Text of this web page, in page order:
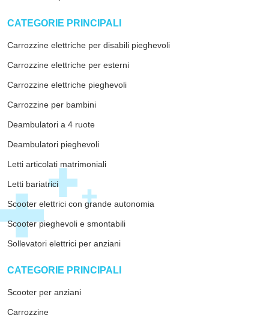
CATEGORIE PRINCIPALI
Carrozzine elettriche per disabili pieghevoli
Carrozzine elettriche per esterni
Carrozzine elettriche pieghevoli
Carrozzine per bambini
Deambulatori a 4 ruote
Deambulatori pieghevoli
Letti articolati matrimoniali
Letti bariatrici
Scooter elettrici con grande autonomia
Scooter pieghevoli e smontabili
Sollevatori elettrici per anziani
CATEGORIE PRINCIPALI
Scooter per anziani
Carrozzine